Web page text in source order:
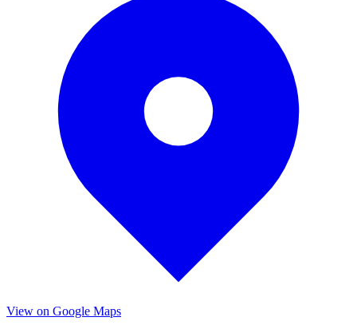
View on Google Maps